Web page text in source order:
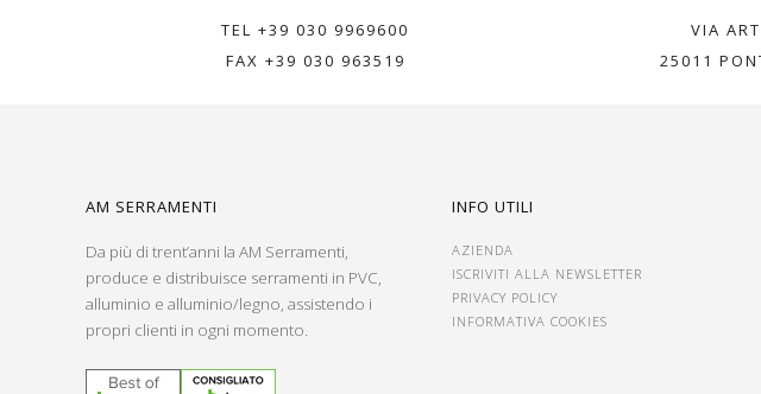
TEL +39 030 9969600
FAX +39 030 963519
VIA
25011
AM SERRAMENTI
Da più di trent’anni la AM Serramenti,
produce e distribuisce serramenti in PVC,
alluminio e alluminio/legno, assistendo i
propri clienti in ogni momento.
INFO UTILI
AZIENDA
ISCRIVITI ALLA NEWSLETTER
PRIVACY POLICY
INFORMATIVA COOKIES